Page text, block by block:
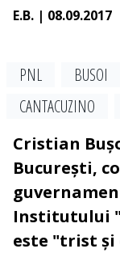
E.B. | 08.09.2017
PNL BUSOI
CANTACUZINO
Cristian
București,
Institutului
este "trist